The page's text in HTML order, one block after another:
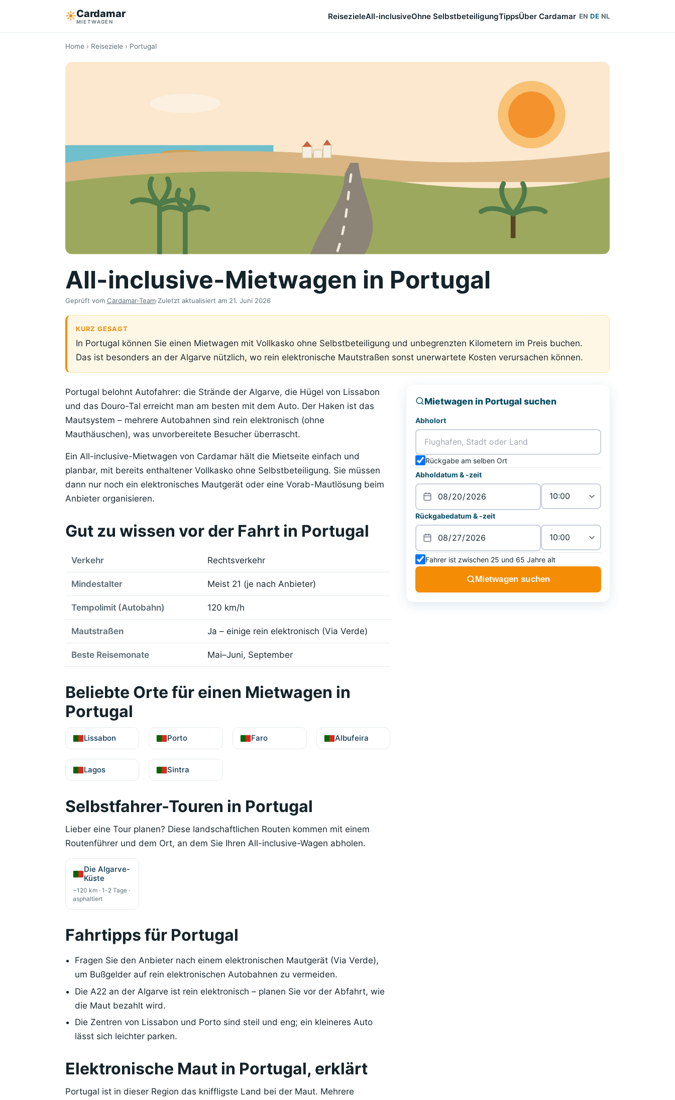
☀︎Cardamar
MIETWAGEN
ReisezieleAll-inclusiveOhne SelbstbeteiligungTippsÜber Cardamar EN DE NL
Home › Reiseziele › Portugal
All-inclusive-Mietwagen in Portugal
Geprüft vom Cardamar-Team·Zuletzt aktualisiert am 21. Juni 2026
KURZ GESAGT
In Portugal können Sie einen Mietwagen mit Vollkasko ohne Selbstbeteiligung und unbegrenzten Kilometern im Preis buchen.
Das ist besonders an der Algarve nützlich, wo rein elektronische Mautstraßen sonst unerwartete Kosten verursachen können.
Portugal belohnt Autofahrer: die Strände der Algarve, die Hügel von Lissabon
und das Douro-Tal erreicht man am besten mit dem Auto. Der Haken ist das
Mautsystem – mehrere Autobahnen sind rein elektronisch (ohne
Mauthäuschen), was unvorbereitete Besucher überrascht.
Ein All-inclusive-Mietwagen von Cardamar hält die Mietseite einfach und
planbar, mit bereits enthaltener Vollkasko ohne Selbstbeteiligung. Sie müssen
dann nur noch ein elektronisches Mautgerät oder eine Vorab-Mautlösung beim
Anbieter organisieren.
Gut zu wissen vor der Fahrt in Portugal
Verkehr Rechtsverkehr
Mindestalter Meist 21 (je nach Anbieter)
Tempolimit (Autobahn) 120 km/h
Mautstraßen Ja – einige rein elektronisch (Via Verde)
Beste Reisemonate Mai–Juni, September
Beliebte Orte für einen Mietwagen in
Portugal
Lissabon Porto Faro Albufeira
Lagos Sintra
Selbstfahrer-Touren in Portugal
Lieber eine Tour planen? Diese landschaftlichen Routen kommen mit einem
Routenführer und dem Ort, an dem Sie Ihren All-inclusive-Wagen abholen.
Die Algarve-
Küste
~120 km · 1-2 Tage ·
asphaltiert
Fahrtipps für Portugal
Fragen Sie den Anbieter nach einem elektronischen Mautgerät (Via Verde),
um Bußgelder auf rein elektronischen Autobahnen zu vermeiden.
Die A22 an der Algarve ist rein elektronisch – planen Sie vor der Abfahrt, wie
die Maut bezahlt wird.
Die Zentren von Lissabon und Porto sind steil und eng; ein kleineres Auto
lässt sich leichter parken.
Elektronische Maut in Portugal, erklärt
Portugal ist in dieser Region das kniffligste Land bei der Maut. Mehrere
Mietwagen in Portugal suchen
Abholort
Rückgabe am selben Ort
Abholdatum & -zeit
Rückgabedatum & -zeit
Fahrer ist zwischen 25 und 65 Jahre alt
Mietwagen suchen